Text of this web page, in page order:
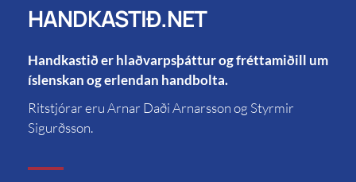
HANDKASTIÐ.NET
Handkastið er hlaðvarpsþáttur og fréttamiðill um
íslenskan og erlendan handbolta.
Ritstjórar eru Arnar Daði Arnarsson og Styrmir
Sigurðsson.